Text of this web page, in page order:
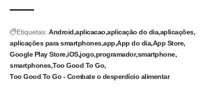
Etiquetas: Android aplicacao aplicação do dia aplicações
aplicações para smartphones app App do dia App Store
Google Play Store iOS jogo programador smartphone
smartphones Too Good To Go
Too Good To Go - Combate o desperdício alimentar